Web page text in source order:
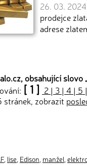
26. 03. 2024
prodejce
adrese
obsahující slovo
[ 1 ] 2 | 3 | 4 | 5 |
stránek, zobrazit
, lise Edison manžel